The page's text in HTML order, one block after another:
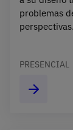
problemas
perspectivas.
PRESENCIAL